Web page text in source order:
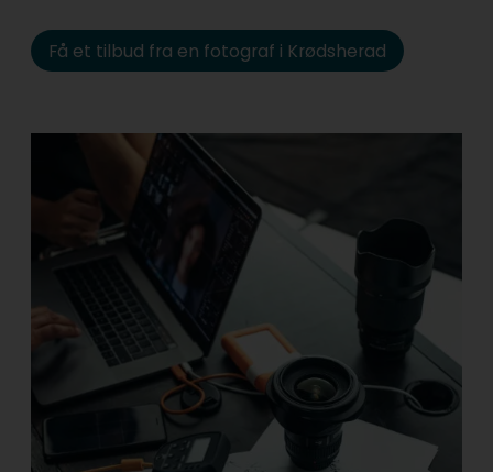
Få et tilbud fra en fotograf i Krødsherad